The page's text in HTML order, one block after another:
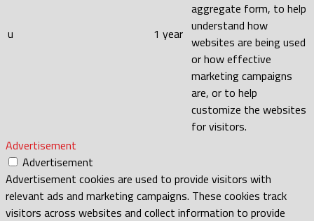
u 1 year
aggregate form, to help
understand how
websites are being used
or how effective
marketing campaigns
are, or to help
customize the websites
for visitors.
Advertisement
Advertisement
Advertisement cookies are used to provide visitors with
relevant ads and marketing campaigns. These cookies track
visitors across websites and collect information to provide